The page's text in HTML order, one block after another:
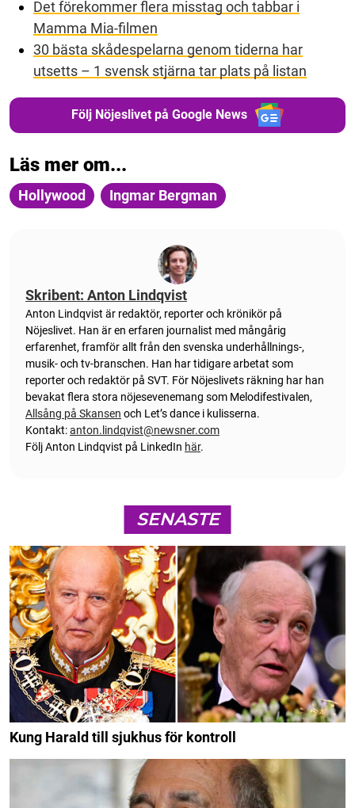
Det förekommer flera misstag och tabbar i
Mamma Mia-filmen
30 bästa skådespelarna genom tiderna har
utsetts – 1 svensk stjärna tar plats på listan
Följ Nöjeslivet på Google News
Läs mer om...
Hollywood Ingmar Bergman
Skribent: Anton Lindqvist
Anton Lindqvist är redaktör, reporter och krönikör på
Nöjeslivet. Han är en erfaren journalist med mångårig
erfarenhet, framför allt från den svenska underhållnings-,
musik- och tv-branschen. Han har tidigare arbetat som
reporter och redaktör på SVT. För Nöjeslivets räkning har han
bevakat flera stora nöjesevenemang som Melodifestivalen,
Allsång på Skansen och Let’s dance i kulisserna.
Kontakt:anton.lindqvist@newsner.com
Följ Anton Lindqvist på LinkedIn här.
SENASTE
Kung Harald till sjukhus för kontroll